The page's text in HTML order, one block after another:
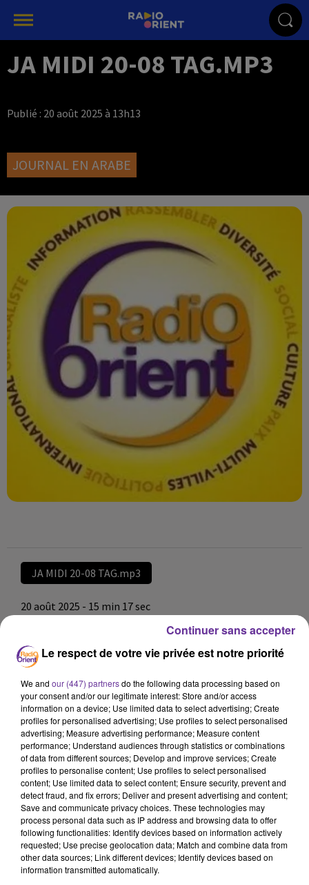
JA MIDI 20-08 TAG.MP3
Publié : 20 août 2025 à 13h13
JOURNAL EN ARABE
JA MIDI 20-08 TAG.mp3
20 août 2025 - 15 min 17 sec
omar sawah
JA MIDI 20-08 TAG.mp3
JA MIDI 20-08 TAG.mp3
0:00 15 min 17 sec
Le respect de votre vie privée est notre priorité
We and our (447) partnersdo the following data processing based on
your consent and/or our legitimate interest: Store and/or access
information on a device; Use limited data to select advertising; Create
profiles for personalised advertising; Use profiles to select personalised
advertising; Measure advertising performance; Measure content
performance; Understand audiences through statistics or combinations
of data from different sources; Develop and improve services; Create
profiles to personalise content; Use profiles to select personalised
content; Use limited data to select content; Ensure security, prevent and
detect fraud, and fix errors; Deliver and present advertising and content;
Save and communicate privacy choices. These technologies may
process personal data such as IP address and browsing data to offer
following functionalities: Identify devices based on information actively
requested; Use precise geolocation data; Match and combine data from
other data sources; Link different devices; Identify devices based on
information transmitted automatically.
Continuer sans accepter